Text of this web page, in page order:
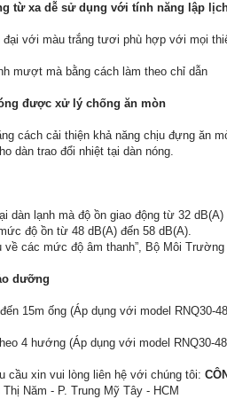
từ xa dễ sử dụng với tính năng lập
với màu trắng tươi phù hợp với mọi
mượt mà bằng cách làm theo chỉ dẫn
được xử lý chống ăn mòn
cách cải thiện khả năng chịu đựng ăn
dàn trao đổi nhiệt tại dàn nóng.
dàn lạnh mà độ ồn giao động từ 32 dB(A)
độ ồn từ 48 dB(A) đến 58 dB(A).
về các mức độ âm thanh”, Bộ Môi Trường
dưỡng
15m ống (Áp dụng với model RNQ30-
4 hướng (Áp dụng với model RNQ30-
cầu xin vui lòng liên hệ với chúng tôi:
Năm - P. Trung Mỹ Tây - HCM